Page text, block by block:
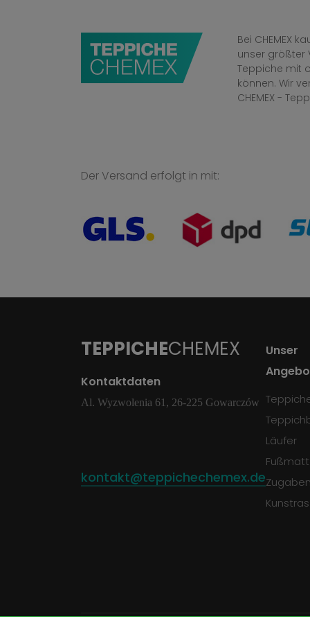
Bei CHEMEX
unser größter
Teppiche mit
können. Wir
CHEMEX -
Der Versand erfolgt in mit:
TEPPICHECHEMEX
Kontaktdaten
Al. Wyzwolenia 61, 26-225 Gowarczów
kontakt@teppichechemex.de
Unser
Läufer
Zugaben